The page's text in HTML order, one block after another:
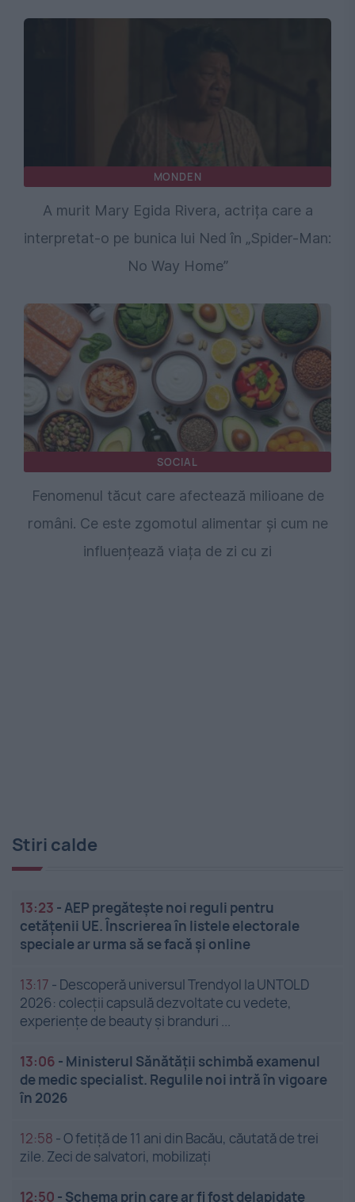
MONDEN
A murit Mary Egida Rivera, actrița care a
interpretat-o pe bunica lui Ned în „Spider-Man:
No Way Home”
SOCIAL
Fenomenul tăcut care afectează milioane de
români. Ce este zgomotul alimentar și cum ne
influențează viața de zi cu zi
Stiri calde
13:23 - AEP pregătește noi reguli pentru
cetățenii UE. Înscrierea în listele electorale
speciale ar urma să se facă și online
13:17 - Descoperă universul Trendyol la UNTOLD
2026: colecții capsulă dezvoltate cu vedete,
experiențe de beauty și branduri ...
13:06 - Ministerul Sănătății schimbă examenul
de medic specialist. Regulile noi intră în vigoare
în 2026
12:58 -O fetiță de 11 ani din Bacău, căutată de trei
zile. Zeci de salvatori, mobilizați
12:50 - Schema prin care ar fi fost delapidate